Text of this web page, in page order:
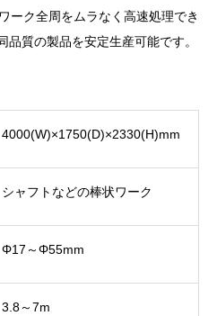
ーク全周をムラなく高速処理でき
品質の製品を安定生産可能です。
4000(W)×1750(D)×2330(H)mm
シャフトなどの棒状ワーク
Φ17～Φ55mm
3.8～7m